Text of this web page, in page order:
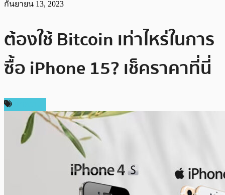
กันยายน 13, 2023
ต้องใช้ Bitcoin เท่าไหร่ในการ
ซื้อ iPhone 15? เช็คราคาที่นี่